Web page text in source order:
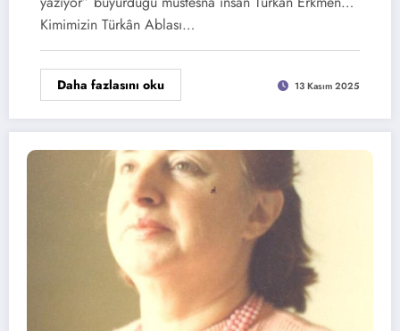
Kimimizin Türkân Ablası…
Daha fazlasını oku 13 Kasım 2025